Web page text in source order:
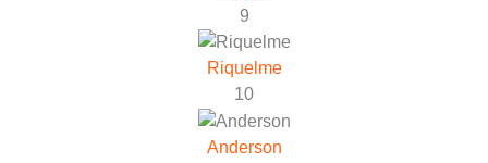
9
Riquelme
10
Anderson